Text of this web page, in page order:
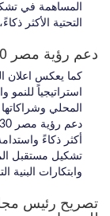
المساهمة في
التحتية الأكثر
دعم رؤية مصر 2030
استراتيجياً للنمو
أكثر ذكاءً
تشكيل مستقبل
وابتكارات البنية
تصريح رئيس